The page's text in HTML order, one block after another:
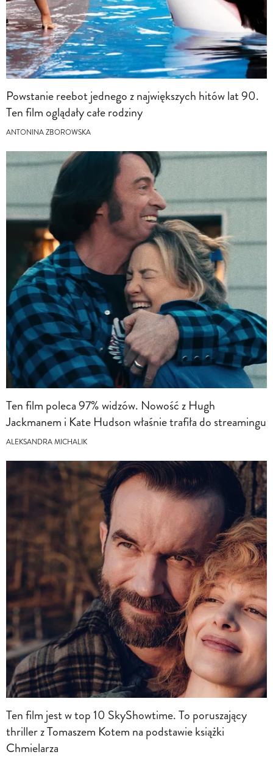
Powstanie reebot jednego z największych hitów lat 90.
Ten film oglądały całe rodziny
ANTONINA ZBOROWSKA
Ten film poleca 97% widzów. Nowość z Hugh
Jackmanem i Kate Hudson właśnie trafiła do streamingu
ALEKSANDRA MICHALIK
Ten film jest w top 10 SkyShowtime. To poruszający
thriller z Tomaszem Kotem na podstawie książki
Chmielarza